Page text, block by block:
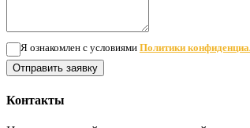
Я ознакомлен с условиями Политики
Отправить заявку
Контакты